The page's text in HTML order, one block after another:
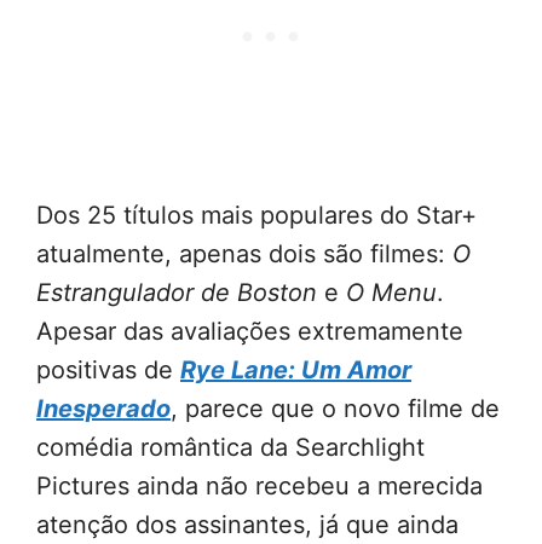
Dos 25 títulos mais populares do Star+
atualmente, apenas dois são filmes: O
Estrangulador de Boston e O Menu.
Apesar das avaliações extremamente
positivas de Rye Lane: Um Amor
Inesperado, parece que o novo filme de
comédia romântica da Searchlight
Pictures ainda não recebeu a merecida
atenção dos assinantes, já que ainda